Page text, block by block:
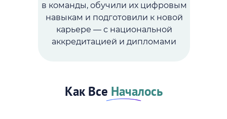
в команды, обучили их цифровым
навыкам и подготовили к новой
карьере — с национальной
аккредитацией и дипломами
Как Все Началось